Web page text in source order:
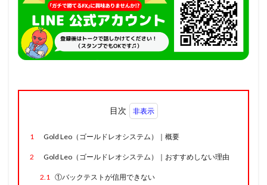
目次
1 Gold Leo（ゴールドレオシステム）｜概要
2 Gold Leo（ゴールドレオシステム）｜おすすめしない理由
2.1 ①バックテストが信用できない